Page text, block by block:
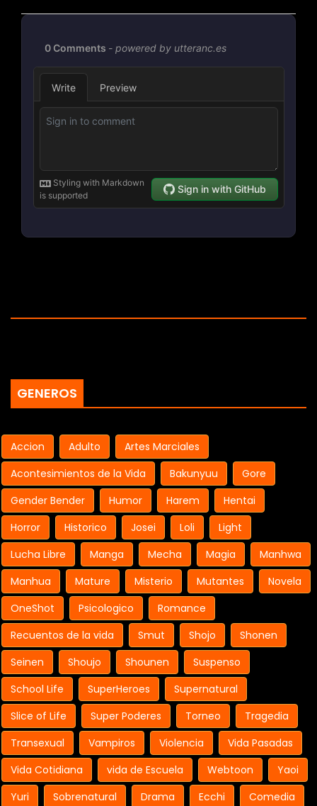
GENEROS
Accion Adulto
Artes Marciales
Acontesimientos de la Vida
Bakunyuu
Gore
Gender Bender
Humor Harem
Hentai
Horror
Historico Josei Loli
Light
Lucha Libre
Manga Mecha Magia
Manhwa
Manhua
Mature Misterio Mutantes
Novela
OneShot
Psicologico
Romance
Recuentos de la vida
Smut Shojo
Shonen
Seinen
Shoujo Shounen
Suspenso
School Life
SuperHeroes
Supernatural
Slice of Life
Super Poderes Torneo
Tragedia
Transexual
Vampiros Violencia
Vida Pasadas
Vida Cotidiana
vida de Escuela Webtoon
Yaoi
Yuri
Sobrenatural Drama Ecchi
Comedia